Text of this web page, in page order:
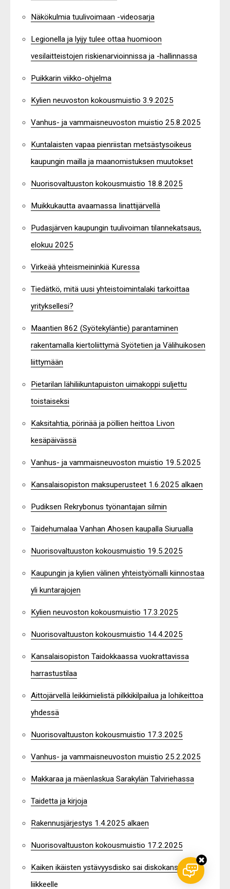
Näkökulmia tuulivoimaan -videosarja
Legionella ja lyijy tulee ottaa huomioon
vesilaitteistojen riskienarvioinnissa ja -hallinnassa
Puikkarin viikko-ohjelma
Kylien neuvoston kokousmuistio 3.9.2025
Vanhus- ja vammaisneuvoston muistio 25.8.2025
Kuntalaisten vapaa pienriistan metsästysoikeus
kaupungin mailla ja maanomistuksen muutokset
Nuorisovaltuuston kokousmuistio 18.8.2025
Muikkukautta avaamassa Iinattijärvellä
Pudasjärven kaupungin tuulivoiman tilannekatsaus,
elokuu 2025
Virkeää yhteismeininkiä Kuressa
Tiedätkö, mitä uusi yhteistoimintalaki tarkoittaa
yrityksellesi?
Maantien 862 (Syötekyläntie) parantaminen
rakentamalla kiertoliittymä Syötetien ja Välihuikosen
liittymään
Pietarilan lähiliikuntapuiston uimakoppi suljettu
toistaiseksi
Kaksitahtia, pörinää ja pöllien heittoa Livon
kesäpäivässä
Vanhus- ja vammaisneuvoston muistio 19.5.2025
Kansalaisopiston maksuperusteet 1.6.2025 alkaen
Pudiksen Rekrybonus työnantajan silmin
Taidehumalaa Vanhan Ahosen kaupalla Siurualla
Nuorisovaltuuston kokousmuistio 19.5.2025
Kaupungin ja kylien välinen yhteistyömalli kiinnostaa
yli kuntarajojen
Kylien neuvoston kokousmuistio 17.3.2025
Nuorisovaltuuston kokousmuistio 14.4.2025
Kansalaisopiston Taidokkaassa vuokrattavissa
harrastustilaa
Aittojärvellä leikkimielistä pilkkikilpailua ja lohikeittoa
yhdessä
Nuorisovaltuuston kokousmuistio 17.3.2025
Vanhus- ja vammaisneuvoston muistio 25.2.2025
Makkaraa ja mäenlaskua Sarakylän Talviriehassa
Taidetta ja kirjoja
Rakennusjärjestys 1.4.2025 alkaen
Nuorisovaltuuston kokousmuistio 17.2.2025
Kaiken ikäisten ystävyysdisko sai diskokansan
liikkeelle